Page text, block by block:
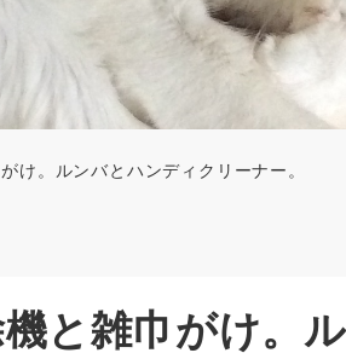
。ルンバとハンディクリーナー。
と雑巾がけ。